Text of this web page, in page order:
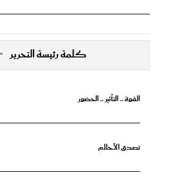
كلمة رئيسة التحرير
القوة .. التأثير .. الحضور
تصدق الأحلام